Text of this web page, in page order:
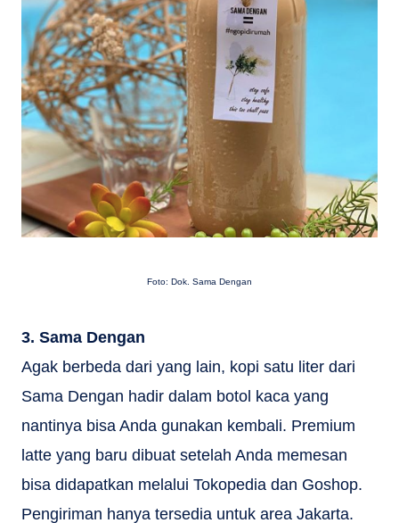
Foto: Dok. Sama Dengan
3. Sama Dengan
Agak berbeda dari yang lain, kopi satu liter dari
Sama Dengan hadir dalam botol kaca yang
nantinya bisa Anda gunakan kembali. Premium
latte yang baru dibuat setelah Anda memesan
bisa didapatkan melalui Tokopedia dan Goshop.
Pengiriman hanya tersedia untuk area Jakarta.